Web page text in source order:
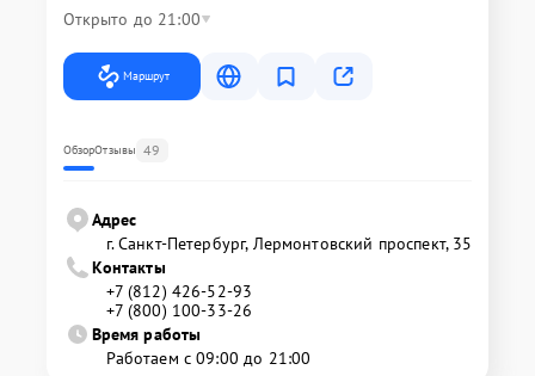
Открыто до 21:00
Маршрут
ОбзорОтзывы 49
Адрес
г. Санкт-Петербург, Лермонтовский проспект, 35
Контакты
+7 (812) 426-52-93
+7 (800) 100-33-26
Время работы
Работаем с 09:00 до 21:00